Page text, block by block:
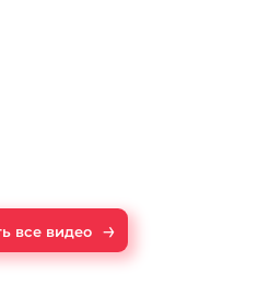
все видео →